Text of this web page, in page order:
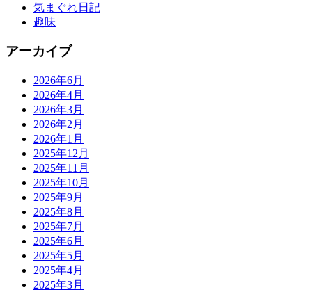
気まぐれ日記
趣味
アーカイブ
2026年6月
2026年4月
2026年3月
2026年2月
2026年1月
2025年12月
2025年11月
2025年10月
2025年9月
2025年8月
2025年7月
2025年6月
2025年5月
2025年4月
2025年3月